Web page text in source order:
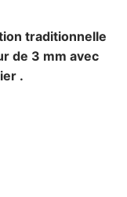
traditionnelle
de 3 mm avec
.